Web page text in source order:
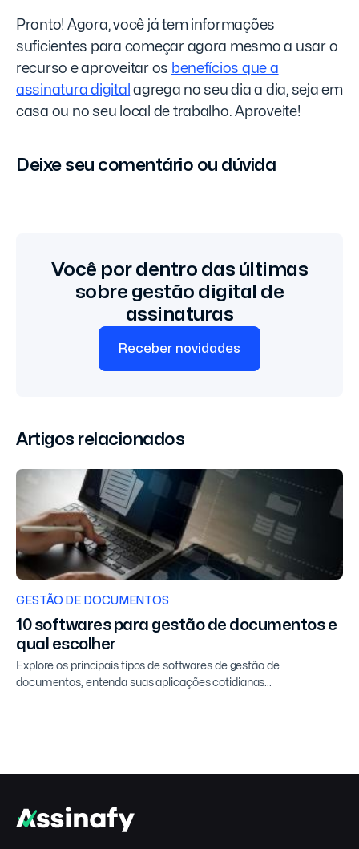
Pronto! Agora, você já tem informações
suficientes para começar agora mesmo a usar o
recurso e aproveitar os benefícios que a
assinatura digital agrega no seu dia a dia, seja em
casa ou no seu local de trabalho. Aproveite!
Deixe seu comentário ou dúvida
Você por dentro das últimas
sobre gestão digital de
assinaturas
Receber novidades
Artigos relacionados
GESTÃO DE DOCUMENTOS
10 softwares para gestão de documentos e
qual escolher
Explore os principais tipos de softwares de gestão de
documentos, entenda suas aplicações cotidianas...